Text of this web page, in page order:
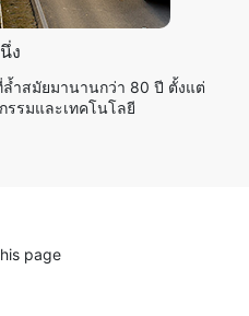
ง
ล้ำสมัยมานานกว่า 80 ปี ตั้งแต่
รรมและเทคโนโลยี
page